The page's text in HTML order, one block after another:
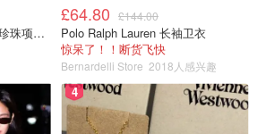
Prestige Necklace 大溪地珍珠项链 10-11mm
£64.80 £144.00
Polo Ralph Lauren 长袖卫衣
惊呆了！！断货飞快
Bernardelli Store 2018人感兴趣
4